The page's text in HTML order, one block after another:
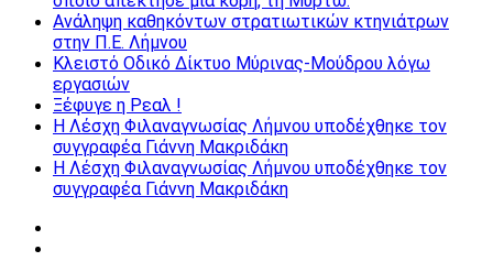
Ανάληψη καθηκόντων στρατιωτικών κτηνιάτρων
στην Π.Ε. Λήμνου
Κλειστό Οδικό Δίκτυο Μύρινας-Μούδρου λόγω
εργασιών
Ξέφυγε η Ρεαλ !
Η Λέσχη Φιλαναγνωσίας Λήμνου υποδέχθηκε τον
συγγραφέα Γιάννη Μακριδάκη
Η Λέσχη Φιλαναγνωσίας Λήμνου υποδέχθηκε τον
συγγραφέα Γιάννη Μακριδάκη